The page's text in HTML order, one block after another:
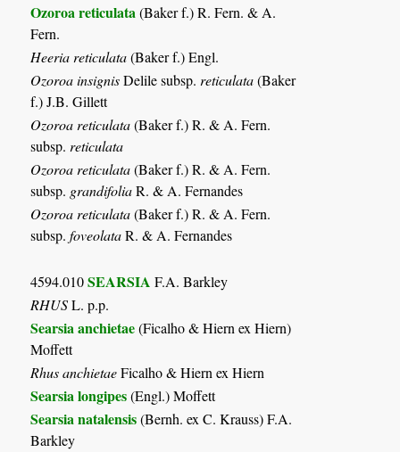
Ozoroa reticulata (Baker f.) R. Fern. & A.
Fern.
Heeria reticulata(Baker f.) Engl.
Ozoroa insignisDelile subsp. reticulata(Baker
f.) J.B. Gillett
Ozoroa reticulata(Baker f.) R. & A. Fern.
subsp. reticulata
Ozoroa reticulata(Baker f.) R. & A. Fern.
subsp. grandifoliaR. & A. Fernandes
Ozoroa reticulata(Baker f.) R. & A. Fern.
subsp.foveolataR. & A. Fernandes
4594.010SEARSIA F.A. Barkley
RHUSL. p.p.
Searsia anchietae(Ficalho & Hiern ex Hiern)
Moffett
Rhus anchietaeFicalho & Hiern ex Hiern
Searsia longipes(Engl.) Moffett
Searsia natalensis(Bernh. ex C. Krauss) F.A.
Barkley